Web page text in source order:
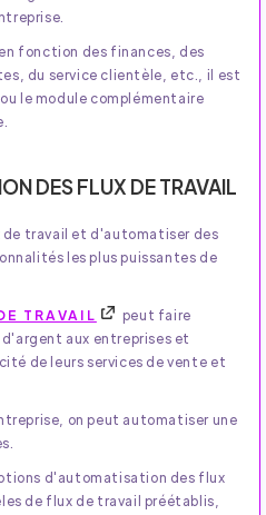
fonction des finances, des
du service clientèle, etc., il est
le module complémentaire
DES FLUX DE TRAVAIL
de travail et d'automatiser des
les plus puissantes de
TRAVAIL
peut faire
aux entreprises et
de leurs services de vente et
on peut automatiser une
d'automatisation des flux
de flux de travail préétablis,